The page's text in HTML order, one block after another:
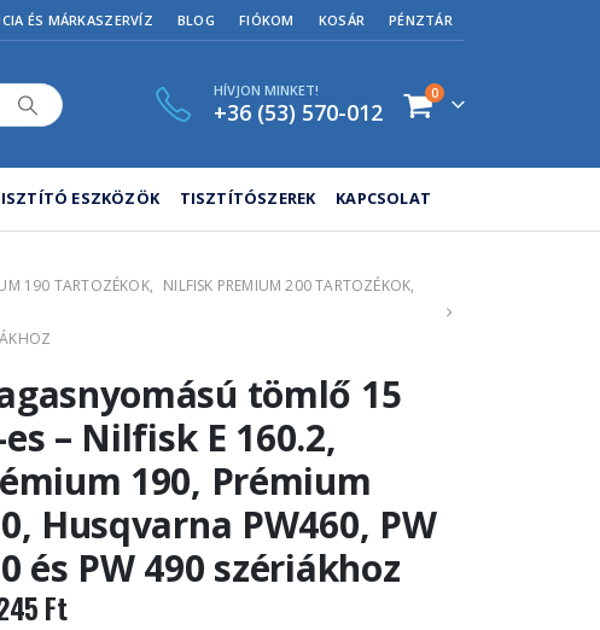
ÉS MÁRKASZERVÍZ BLOG FIÓKOM KOSÁR PÉNZTÁR
HÍVJON MINKET!
+36 (53) 570-012
0
ESZKÖZÖK TISZTÍTÓSZEREK KAPCSOLAT
190 TARTOZÉKOK, NILFISK PREMIUM 200 TARTOZÉKOK,
tömlő 15
– Nilfisk E 160.2,
190, Prémium
Husqvarna PW460, PW
és PW 490 szériákhoz
Ft